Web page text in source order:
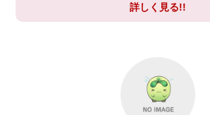
詳しく見る!!